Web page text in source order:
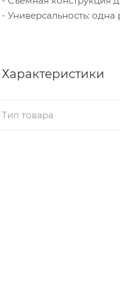
- Универсальность:
Характеристики
Тип товара